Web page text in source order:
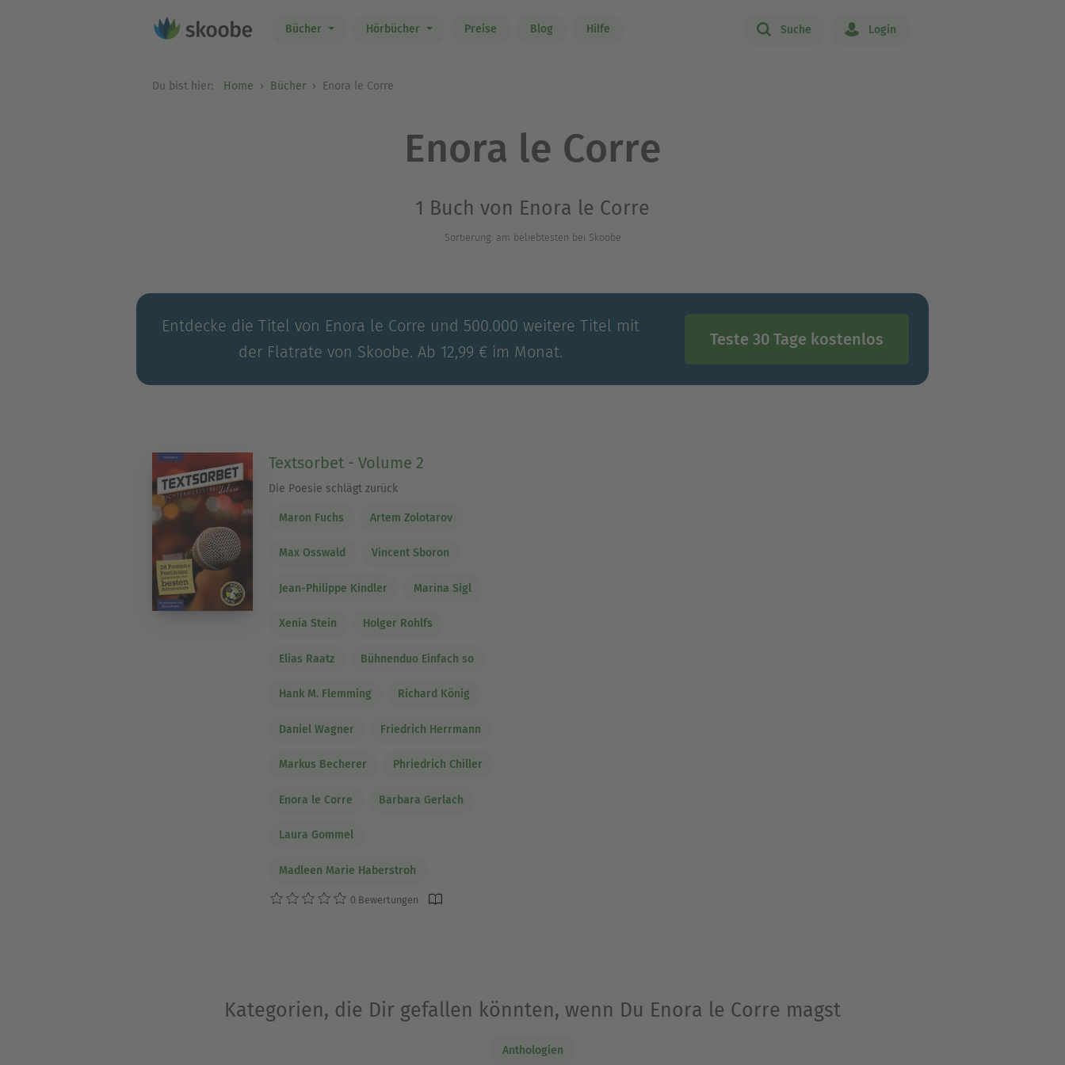
Bücher Hörbücher Preise Blog Hilfe Suche Login
Du bist hier: Home Bücher Enora le Corre
Enora le Corre
1 Buch von Enora le Corre
Sortierung: am beliebtesten bei Skoobe
Entdecke die Titel von Enora le Corre und 500.000 weitere Titel mit
der Flatrate von Skoobe. Ab 12,99 € im Monat.
Teste 30 Tage kostenlos
Textsorbet - Volume 2
Die Poesie schlägt zurück
Maron Fuchs Artem Zolotarov
Max Osswald Vincent Sboron
Jean-Philippe Kindler Marina Sigl
Xenia Stein Holger Rohlfs
Elias Raatz Bühnenduo Einfach so
Hank M. Flemming Richard König
Daniel Wagner Friedrich Herrmann
Markus Becherer Phriedrich Chiller
Enora le Corre Barbara Gerlach
Laura Gommel
Madleen Marie Haberstroh
0 Bewertungen
Kategorien, die Dir gefallen könnten, wenn Du Enora le Corre magst
Anthologien